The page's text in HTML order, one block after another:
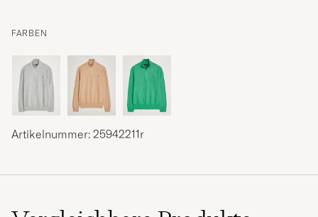
FARBEN
Artikelnummer: 25942211r